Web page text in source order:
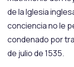
de la Iglesia
conciencia no le
condenado por
de julio de 1535.